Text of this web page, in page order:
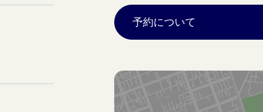
予約について